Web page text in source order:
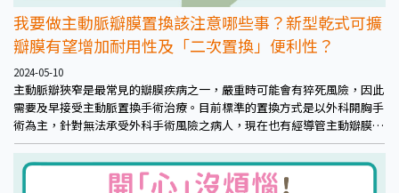
我要做主動脈瓣膜置換該注意哪些事？新型乾式可擴
瓣膜有望增加耐用性及「二次置換」便利性？
2024-05-10
主動脈瓣狹窄是最常見的瓣膜疾病之一，嚴重時可能會有猝死風險，因此
需要及早接受主動脈置換手術治療。目前標準的置換方式是以外科開胸手
術為主，針對無法承受外科手術風險之病人，現在也有經導管主動瓣膜置
換手術可以選擇，一樣有機會得到良好的治療機會。